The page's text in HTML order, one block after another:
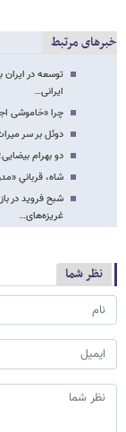
خبرهای مرتبط
توسعه در
ایرانی…
چرا «خاموشی
دوئل بر سر
دو بهرام
شاه، قربانیِ
شبح فروید در
غریزه‌های…
نظر شما